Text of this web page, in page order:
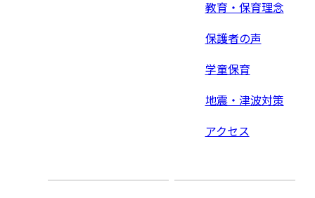
教育・保育理念
保護者の声
学童保育
地震・津波対策
アクセス